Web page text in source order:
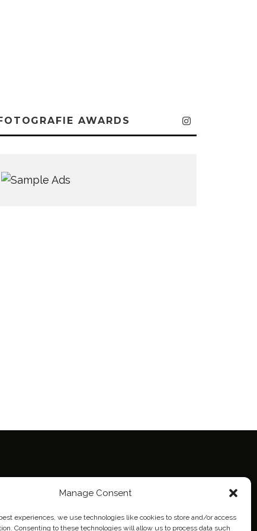
Manage Consent
experiences, we use technologies like cookies to store and/or access
Consenting to these technologies will allow us to process data such
AWARDS
Policy (EU)